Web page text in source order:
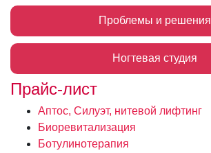
Проблемы и решения
Ногтевая студия
Прайс-лист
Аптос, Силуэт, нитевой лифтинг
Биоревитализация
Ботулинотерапия